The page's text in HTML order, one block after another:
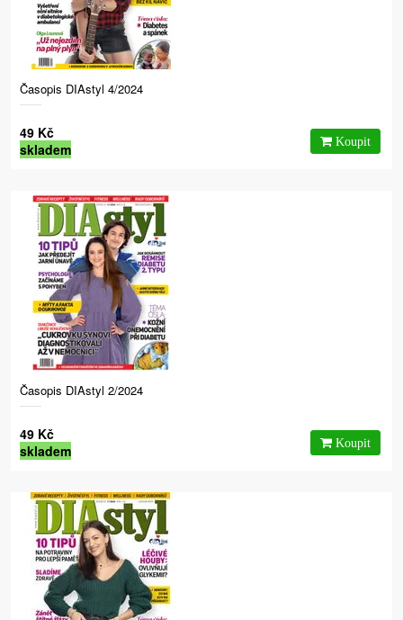
Časopis DIAstyl 4/2024
49 Kč
skladem
Časopis DIAstyl 2/2024
49 Kč
skladem